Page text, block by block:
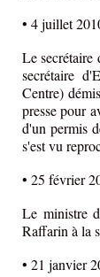
• 4 juillet
Le
secrétaire
Centre)
presse pour
d'un permis
s'est vu
• 25 février
Le ministre
Raffarin à la
• 21 janvier